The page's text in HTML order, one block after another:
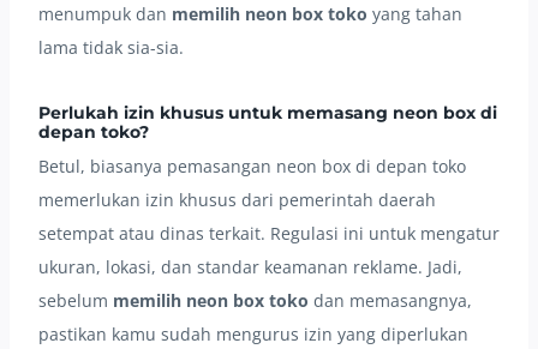
menumpuk dan memilih neon box toko yang tahan
lama tidak sia-sia.
Perlukah izin khusus untuk memasang neon box di
depan toko?
Betul, biasanya pemasangan neon box di depan toko
memerlukan izin khusus dari pemerintah daerah
setempat atau dinas terkait. Regulasi ini untuk mengatur
ukuran, lokasi, dan standar keamanan reklame. Jadi,
sebelum memilih neon box toko dan memasangnya,
pastikan kamu sudah mengurus izin yang diperlukan